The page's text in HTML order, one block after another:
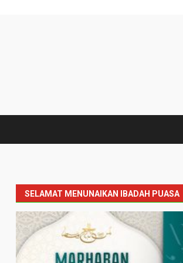
SELAMAT MENUNAIKAN IBADAH PUASA